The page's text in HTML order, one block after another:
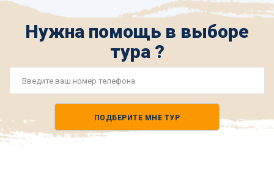
Нужна помощь в выборе
тура ?
ПОДБЕРИТЕ МНЕ ТУР